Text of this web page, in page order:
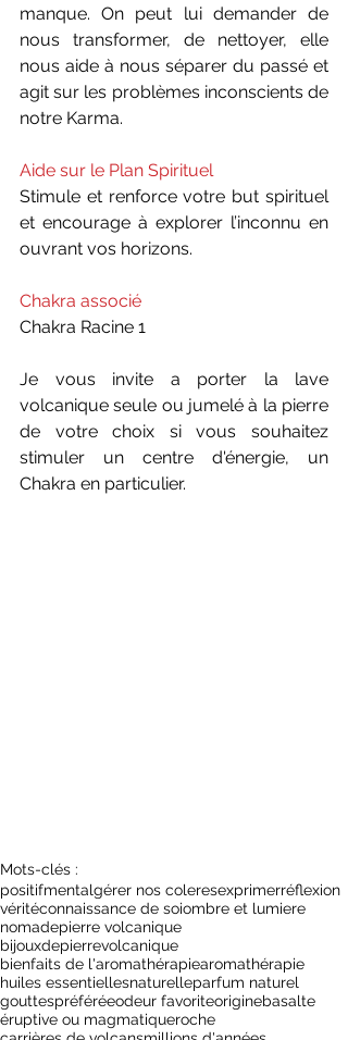
manque. On peut lui demander de
nous transformer, de nettoyer, elle
nous aide à nous séparer du passé et
agit sur les problèmes inconscients de
notre Karma.
Aide sur le Plan Spirituel
Stimule et renforce votre but spirituel
et encourage à explorer l’inconnu en
ouvrant vos horizons.
Chakra associé
Chakra Racine 1
Je vous invite a porter la lave
volcanique seule ou jumelé à la pierre
de votre choix si vous souhaitez
stimuler un centre d'énergie, un
Chakra en particulier.
Mots-clés :
positifmentalgérer nos coleresexprimerréflexion
véritéconnaissance de soiombre et lumiere
nomadepierre volcanique
bijouxdepierrevolcanique
bienfaits de l'aromathérapiearomathérapie
huiles essentiellesnaturelleparfum naturel
gouttespréféréeodeur favoriteoriginebasalte
éruptive ou magmatiqueroche